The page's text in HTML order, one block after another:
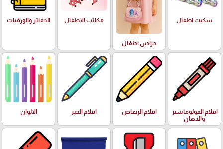
سكيت اطفال
جزادين اطفال
مكاتب الاطفال الدفاتر والورقيات
اقلام الفولوماستر
والدهان
اقلام الرصاص اقلام الحبر الالوان